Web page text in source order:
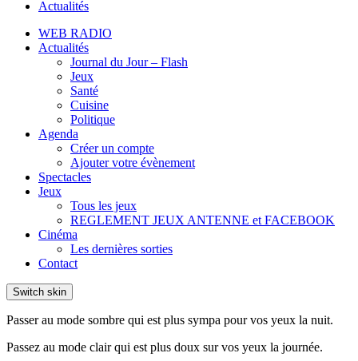
Actualités
WEB RADIO
Actualités
Journal du Jour – Flash
Jeux
Santé
Cuisine
Politique
Agenda
Créer un compte
Ajouter votre évènement
Spectacles
Jeux
Tous les jeux
REGLEMENT JEUX ANTENNE et FACEBOOK
Cinéma
Les dernières sorties
Contact
Switch skin
Passer au mode sombre qui est plus sympa pour vos yeux la nuit.
Passez au mode clair qui est plus doux sur vos yeux la journée.